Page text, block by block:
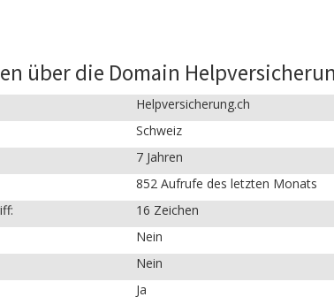
über die Domain
Helpversicherung.ch
Schweiz
7 Jahren
852 Aufrufe des letzten Monats
16 Zeichen
Nein
Nein
Ja